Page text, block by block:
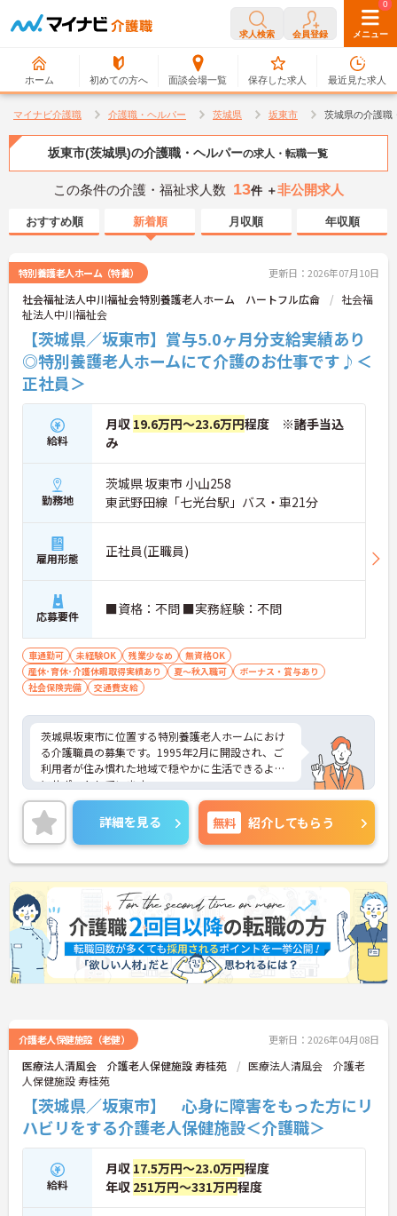
求人検索 会員登録 メニュー
ホーム 初めての方へ 面談会場一覧
0
保存した求人
0
最近見た求人
マイナビ介護職 介護職・ヘルパー 茨城県 坂東市 茨城県の介護職
坂東市(茨城県)の介護職・ヘルパーの求人・転職一覧
この条件の介護・福祉求人数 13件 ＋非公開求人
おすすめ順 新着順 月収順 年収順
特別養護老人ホーム（特養） 更新日：2026年07月10日
社会福祉法人中川福祉会特別養護老人ホーム ハートフル広侖
社会福
祉法人中川福祉会
【茨城県／坂東市】賞与5.0ヶ月分支給実績あり
◎特別養護老人ホームにて介護のお仕事です♪＜
正社員＞
給料
月収 19.6万円～23.6万円程度 ※諸手当込
み
勤務地
茨城県 坂東市 小山258
東武野田線「七光台駅」バス・車21分
雇用形態 正社員(正職員)
応募要件 ■資格：不問 ■実務経験：不問
車通勤可 未経験OK 残業少なめ
無資格OK
産休･育休･介護休暇取得実績あり
夏～秋入職可
ボーナス・賞与あり
社会保険完備
交通費支給
茨城県坂東市に位置する特別養護老人ホームにおけ
る介護職員の募集です。1995年2月に開設され、ご
利用者が住み慣れた地域で穏やかに生活できるよう
にサポートしています。
賞与は5.0ヶ月分の支給実績があり、頑張りがきちん
と評価される職場です。また、マイカー通勤が可能
なので、通勤が苦になりません。
ご興味のある方には、面接対策ポイントなど、さら
に詳細をお話しいたしますのでお気軽にご相談くだ
さい！
詳細を見る 無料 紹介してもらう
介護老人保健施設（老健） 更新日：2026年04月08日
医療法人清風会 介護老人保健施設 寿桂苑
医療法人清風会 介護老
人保健施設 寿桂苑
【茨城県／坂東市】 心身に障害をもった方にリ
ハビリをする介護老人保健施設＜介護職＞
給料
月収 17.5万円～23.0万円程度
年収 251万円～331万円程度